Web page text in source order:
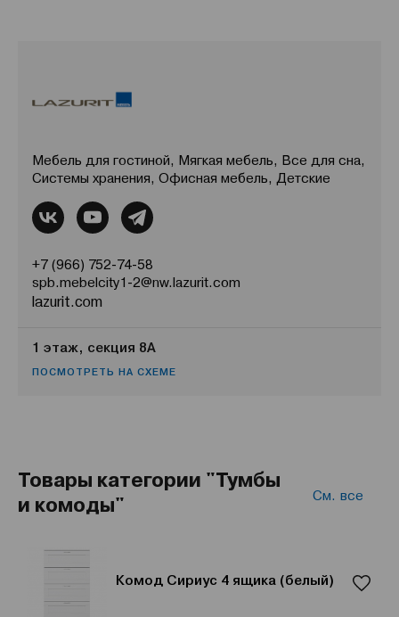
Мебель для гостиной, Мягкая мебель, Все для сна,
Системы хранения, Офисная мебель, Детские
+7 (966) 752-74-58
spb.mebelcity1-2@nw.lazurit.com
lazurit.com
1 этаж, секция 8А
ПОСМОТРЕТЬ НА СХЕМЕ
Товары категории "Тумбы
и комоды"
См. все
Комод Сириус 4 ящика (белый)